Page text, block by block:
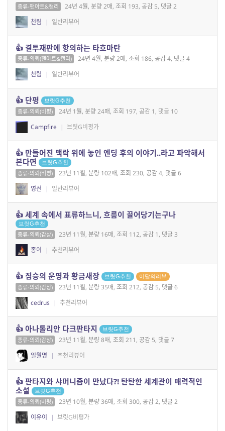
종류-팬아트&캘리
24년 4월, 분량 2매, 조회 193, 공감 5, 댓글 2
천림
| 일반리뷰어
👍 결투재판에 항의하는 타흐마탄
종류-의뢰(팬아트&캘리)
24년 4월, 분량 2매, 조회 186, 공감 4, 댓글 4
천림
| 일반리뷰어
👍 단평 브릿G추천
종류-의뢰(비평)
24년 1월, 분량 24매, 조회 197, 공감 1, 댓글 10
Campfire
| 브릿G비평가
👍 만들어진 맥락 위에 놓인 엔딩 후의 이야기..라고 파악해서
본다면
브릿G추천
종류-의뢰(비평)
23년 11월, 분량 102매, 조회 230, 공감 4, 댓글 6
영선
| 일반리뷰어
👍 세계 속에서 표류하느니, 흐름이 끌어당기는구나
브릿G추천
종류-의뢰(감상)
23년 11월, 분량 16매, 조회 112, 공감 1, 댓글 3
종이
| 추천리뷰어
👍 짐승의 운명과 황금새장 브릿G추천 이달의리뷰
종류-의뢰(감상)
23년 11월, 분량 35매, 조회 212, 공감 5, 댓글 6
cedrus
| 추천리뷰어
👍 아나톨리안 다크판타지 브릿G추천
종류-의뢰(감상)
23년 11월, 분량 8매, 조회 211, 공감 5, 댓글 7
일월명
| 추천리뷰어
👍 판타지와 샤머니즘이 만났다?! 탄탄한 세계관이 매력적인
소설
브릿G추천
종류-의뢰(비평)
23년 10월, 분량 36매, 조회 300, 공감 2, 댓글 2
이유이
| 브릿G비평가